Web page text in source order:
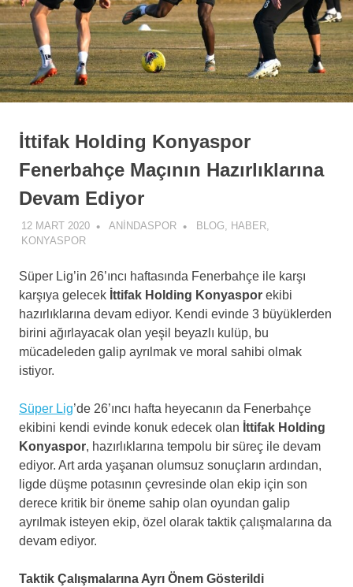
İttifak Holding Konyaspor
Fenerbahçe Maçının Hazırlıklarına
Devam Ediyor
12 MART 2020 ANINDASPOR BLOG HABER,
KONYASPOR
Süper Lig’in 26’ıncı haftasında Fenerbahçe ile karşı
karşıya gelecek İttifak Holding Konyaspor ekibi
hazırlıklarına devam ediyor. Kendi evinde 3 büyüklerden
birini ağırlayacak olan yeşil beyazlı kulüp, bu
mücadeleden galip ayrılmak ve moral sahibi olmak
istiyor.
Süper Lig’de 26’ıncı hafta heyecanın da Fenerbahçe
ekibini kendi evinde konuk edecek olan İttifak Holding
Konyaspor, hazırlıklarına tempolu bir süreç ile devam
ediyor. Art arda yaşanan olumsuz sonuçların ardından,
ligde düşme potasının çevresinde olan ekip için son
derece kritik bir öneme sahip olan oyundan galip
ayrılmak isteyen ekip, özel olarak taktik çalışmalarına da
devam ediyor.
Taktik Çalışmalarına Ayrı Önem Gösterildi